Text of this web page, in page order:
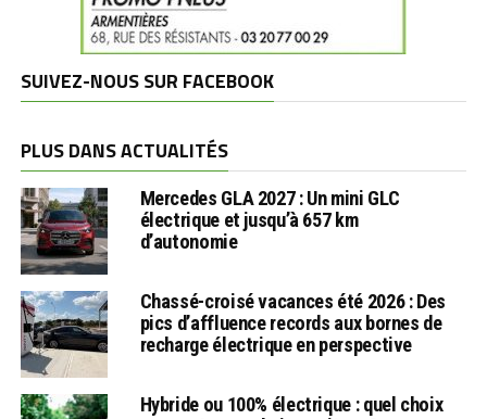
SUIVEZ-NOUS SUR FACEBOOK
PLUS DANS ACTUALITÉS
Mercedes GLA 2027 : Un mini GLC
électrique et jusqu’à 657 km
d’autonomie
Chassé-croisé vacances été 2026 : Des
pics d’affluence records aux bornes de
recharge électrique en perspective
Hybride ou 100% électrique : quel choix